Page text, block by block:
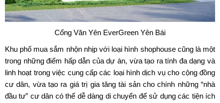
Cổng Văn Yên EverGreen Yên Bái
Khu phố mua sắm nhộn nhịp với loại hình shophouse cũng là một
trong những điểm hấp dẫn của dự án, vừa tạo ra tính đa dạng và
linh hoạt trong việc cung cấp các loại hình dịch vụ cho cộng đồng
cư dân, vừa tạo ra giá trị gia tăng tài sản cho chính những “nhà
đầu tư” cư dân có thể dễ dàng di chuyển để sử dụng các tiện ích